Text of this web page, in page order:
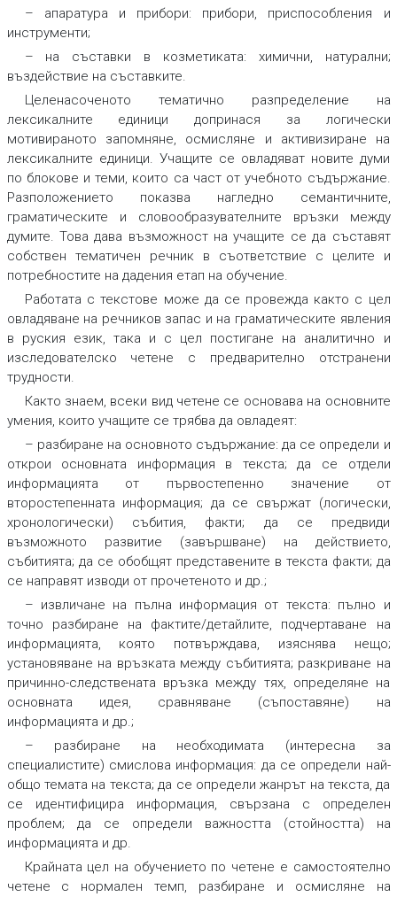
– апаратура и прибори: прибори, приспособления и
инструменти;
– на съставки в козметиката: химични, натурални;
въздействие на съставките.
Целенасоченото тематично разпределение на
лексикалните единици допринася за логически
мотивираното запомняне, осмисляне и активизиране на
лексикалните единици. Учащите се овладяват новите думи
по блокове и теми, които са част от учебното съдържание.
Разположението показва нагледно семантичните,
граматическите и словообразувателните връзки между
думите. Това дава възможност на учащите се да съставят
собствен тематичен речник в съответствие с целите и
потребностите на дадения етап на обучение.
Работата с текстове може да се провежда както с цел
овладяване на речников запас и на граматическите явления
в руския език, така и с цел постигане на аналитично и
изследователско четене с предварително отстранени
трудности.
Както знаем, всеки вид четене се основава на основните
умения, които учащите се трябва да овладеят:
– разбиране на основното съдържание: да се определи и
открои основната информация в текста; да се отдели
информацията от първостепенно значение от
второстепенната информация; да се свържат (логически,
хронологически) събития, факти; да се предвиди
възможното развитие (завършване) на действието,
събитията; да се обобщят представените в текста факти; да
се направят изводи от прочетеното и др.;
– извличане на пълна информация от текста: пълно и
точно разбиране на фактите/детайлите, подчертаване на
информацията, която потвърждава, изяснява нещо;
установяване на връзката между събитията; разкриване на
причинно-следствената връзка между тях, определяне на
основната идея, сравняване (съпоставяне) на
информацията и др.;
– разбиране на необходимата (интересна за
специалистите) смислова информация: да се определи най-
общо темата на текста; да се определи жанрът на текста, да
се идентифицира информация, свързана с определен
проблем; да се определи важността (стойността) на
информацията и др.
Крайната цел на обучението по четене е самостоятелно
четене с нормален темп, разбиране и осмисляне на